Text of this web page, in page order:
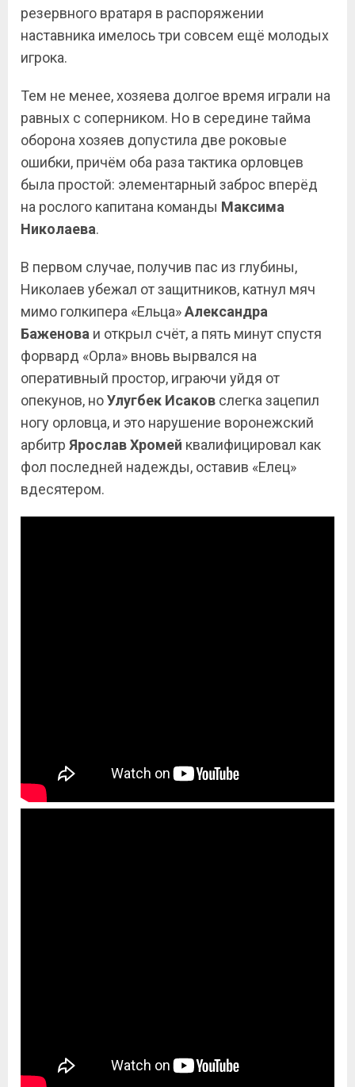
резервного вратаря в распоряжении
наставника имелось три совсем ещё молодых
игрока.
Тем не менее, хозяева долгое время играли на
равных с соперником. Но в середине тайма
оборона хозяев допустила две роковые
ошибки, причём оба раза тактика орловцев
была простой: элементарный заброс вперёд
на рослого капитана команды Максима
Николаева.
В первом случае, получив пас из глубины,
Николаев убежал от защитников, катнул мяч
мимо голкипера «Ельца»Александра
Баженова и открыл счёт, а пять минут спустя
форвард «Орла» вновь вырвался на
оперативный простор, играючи уйдя от
опекунов, ноУлугбек Исаков слегка зацепил
ногу орловца, и это нарушение воронежский
арбитр Ярослав Хромей квалифицировал как
фол последней надежды, оставив «Елец»
вдесятером.